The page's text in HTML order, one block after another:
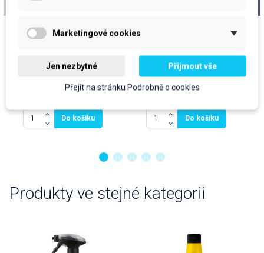
cena za kus: 74 Kč bez DPH
prodejní jednotka: ks
Do košíku
cena za kus: 82,30 Kč bez DPH
prodejní jednotka: ks
82,30 Kč
Do košíku
Produkty ve stejné kategorii
Marketingové cookies
Jen nezbytné Přijmout vše
Přejít na stránku Podrobně o cookies